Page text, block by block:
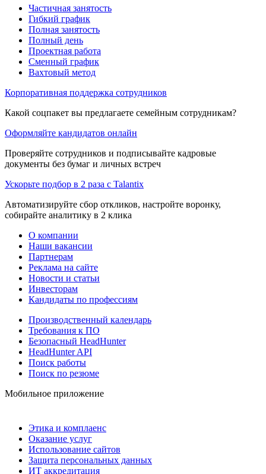
Частичная занятость
Гибкий график
Полная занятость
Полный день
Проектная работа
Сменный график
Вахтовый метод
Корпоративная поддержка сотрудников
Какой соцпакет вы предлагаете семейным сотрудникам?
Оформляйте кандидатов онлайн
Проверяйте сотрудников и подписывайте кадровые
документы без бумаг и личных встреч
Ускорьте подбор в 2 раза с Talantix
Автоматизируйте сбор откликов, настройте воронку,
собирайте аналитику в 2 клика
О компании
Наши вакансии
Партнерам
Реклама на сайте
Новости и статьи
Инвесторам
Кандидаты по профессиям
Производственный календарь
Требования к ПО
Безопасный HeadHunter
HeadHunter API
Поиск работы
Поиск по резюме
Мобильное приложение
Этика и комплаенс
Оказание услуг
Использование сайтов
Защита персональных данных
ИТ аккредитация